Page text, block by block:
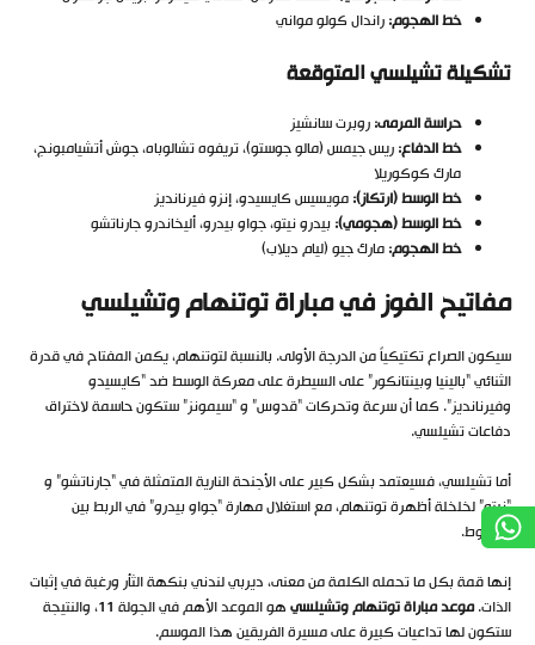
خط الهجوم:راندال كولو مواني
تشكيلة تشيلسي المتوقعة
حراسة المرمى:روبرت سانشيز
خط الدفاع:ريس جيمس (مالو جوستو)، تريفوه تشالوباه، جوش أتشيامبونج،
مارك كوكوريلا
خط الوسط (ارتكاز):مويسيس كايسيدو، إنزو فيرنانديز
خط الوسط (هجومي):بيدرو نيتو، جواو بيدرو، أليخاندرو جارناتشو
خط الهجوم:مارك جيو (ليام ديلاب)
مفاتيح الفوز في مباراة توتنهام وتشيلسي
سيكون الصراع تكتيكياً من الدرجة الأولى. بالنسبة لتوتنهام، يكمن المفتاح في قدرة
الثنائي “بالينيا وبينتانكور” على السيطرة على معركة الوسط ضد “كايسيدو
وفيرنانديز”. كما أن سرعة وتحركات “قدوس” و “سيمونز” ستكون حاسمة لاختراق
دفاعات تشيلسي.
أما تشيلسي، فسيعتمد بشكل كبير على الأجنحة النارية المتمثلة في “جارناتشو” و
“نيتو” لخلخلة أظهرة توتنهام، مع استغلال مهارة “جواو بيدرو” في الربط بين
الخطوط.
إنها قمة بكل ما تحمله الكلمة من معنى، ديربي لندني بنكهة الثأر ورغبة في إثبات
الذات.موعد مباراة توتنهام وتشيلسي
هو الموعد الأهم في الجولة 11، والنتيجة
ستكون لها تداعيات كبيرة على مسيرة الفريقين هذا الموسم.